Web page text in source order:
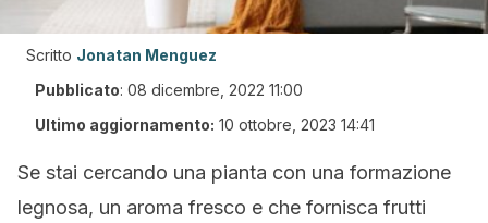
Scritto Jonatan Menguez
Pubblicato: 08 dicembre, 2022 11:00
Ultimo aggiornamento: 10 ottobre, 2023 14:41
Se stai cercando una pianta con una formazione
legnosa, un aroma fresco e che fornisca frutti